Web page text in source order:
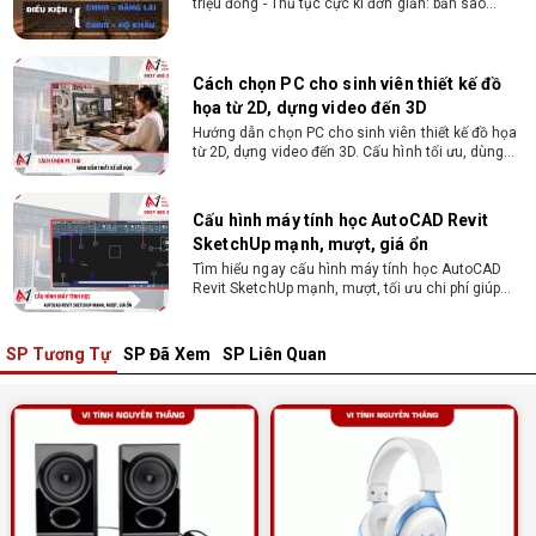
Cách chọn PC cho sinh viên thiết kế đồ
họa từ 2D, dựng video đến 3D
Hướng dẫn chọn PC cho sinh viên thiết kế đồ họa
từ 2D, dựng video đến 3D. Cấu hình tối ưu, dùng
Cấu hình máy tính học AutoCAD Revit
SketchUp mạnh, mượt, giá ổn
Tìm hiểu ngay cấu hình máy tính học AutoCAD
Revit SketchUp mạnh, mượt, tối ưu chi phí giúp
Tư vấn mua PC cho sinh viên công nghệ
thông tin sử dụng
Hướng dẫn chọn PC cho sinh viên công nghệ
thông tin 2026 -2027. Tư vấn cấu hình học lập
trình, chạy Docker, máy ảo, Android Studio tối ưu
Sinh viên nên mua laptop hay PC ?
Sinh viên nên mua laptop hay PC? Đây là băn
SP Tương Tự SP Đã Xem SP Liên Quan